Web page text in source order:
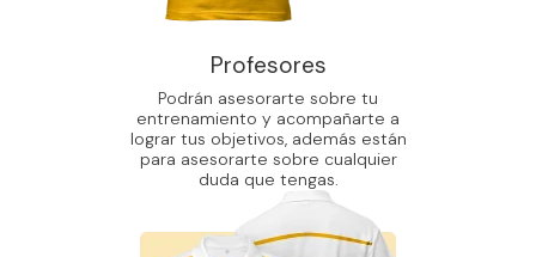
Profesores
Podrán asesorarte sobre tu
entrenamiento y acompañarte a
lograr tus objetivos, además están
para asesorarte sobre cualquier
duda que tengas.